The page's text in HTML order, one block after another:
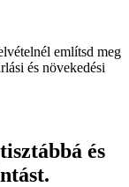
említsd meg
és növekedési
és